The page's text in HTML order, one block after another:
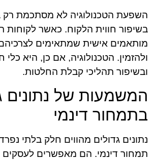
השפעת הטכנולוגיה לא מסתכמת
בשיפור חווית הלקוח. כאשר לקוחות
מותאמים אישית שמתאימים
ולהזמין. הטכנולוגיה, אם כן, היא כלי
ובשיפור תהליכי קבלת החלטות.
המשמעות של נתונים
בתמחור דינמי
נתונים גדולים מהווים חלק בלתי
תמחור דינמי. הם מאפשרים